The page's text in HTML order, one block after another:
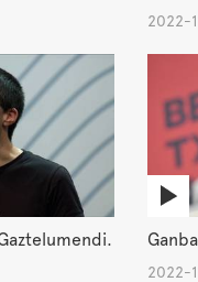
2022-
2022-